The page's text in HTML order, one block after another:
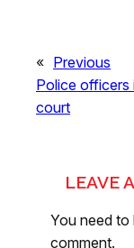
« Previous
Police officers
court
LEAVE
You need to
comment.